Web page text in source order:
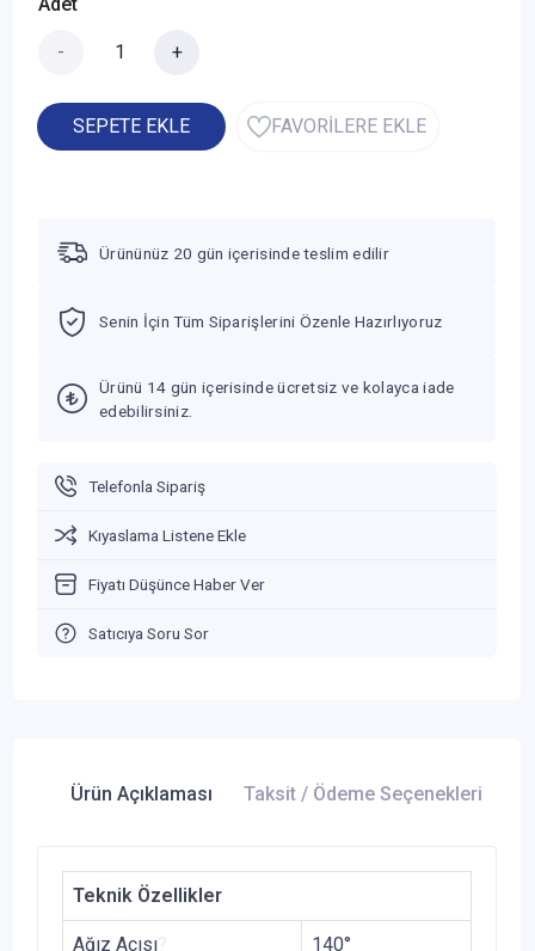
- +
SEPETE EKLE FAVORİLERE EKLE
Ürününüz 20 gün içerisinde teslim edilir
Senin İçin Tüm Siparişlerini Özenle Hazırlıyoruz
Ürünü 14 gün içerisinde ücretsiz ve kolayca iade
edebilirsiniz.
Telefonla Sipariş
Kıyaslama Listene Ekle
Fiyatı Düşünce Haber Ver
Satıcıya Soru Sor
Ürün Açıklaması Taksit / Ödeme Seçenekleri
Teknik Özellikler
Ağız Acısı 140°